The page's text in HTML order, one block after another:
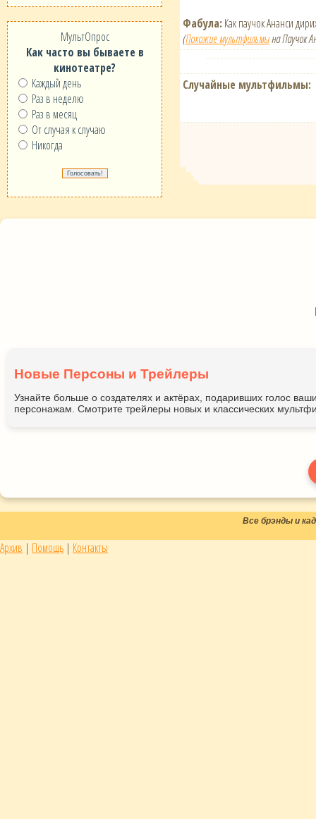
МультОпрос
Как часто вы бываете в
кинотеатре?
Каждый день
Раз в неделю
Раз в месяц
От случая к случаю
Никогда
Фабула: Как паучок Ананси
(Похожие мультфильмына Паучок
Случайные мультфильмы:
Новые Персоны и Трейлеры
Узнайте больше о создателях и актёрах, подаривших голос
персонажам. Смотрите трейлеры новых и классических
Все брэнды и
Архив | Помощь | Контакты